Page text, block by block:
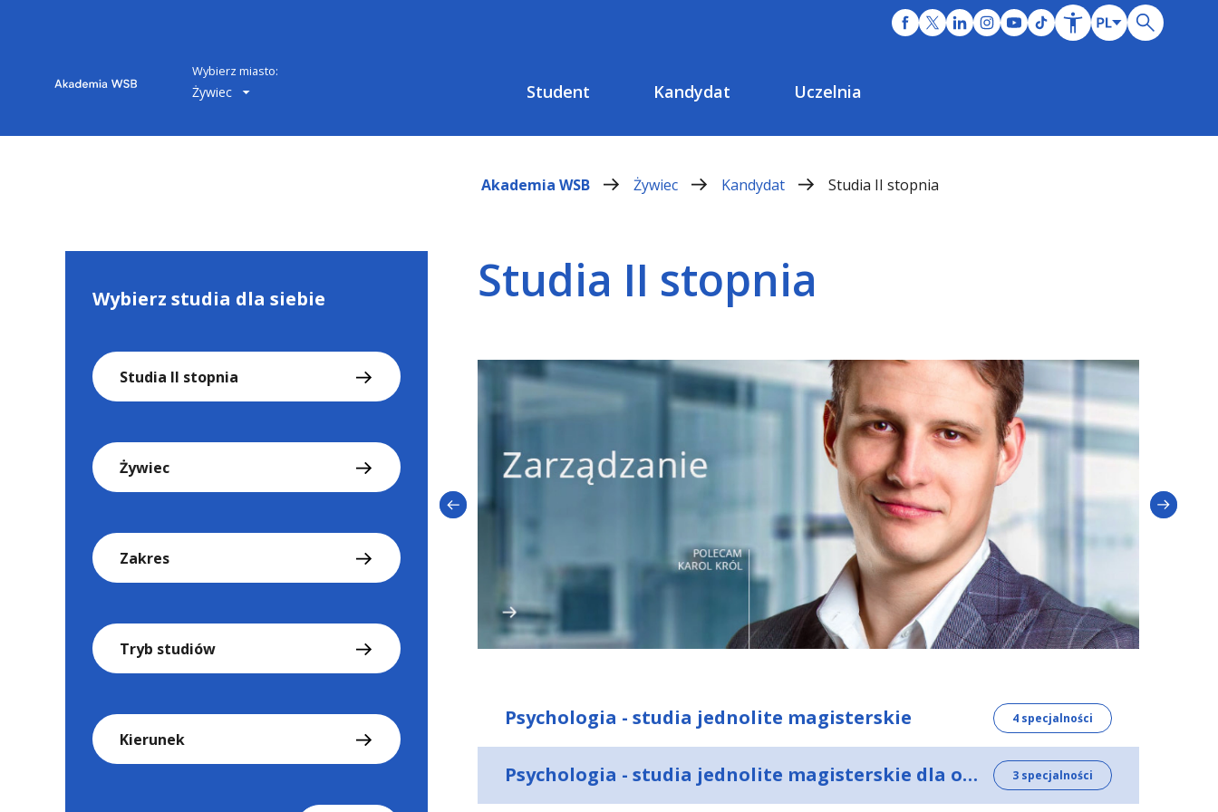
Wybierz miasto:
Żywiec Student Kandydat Uczelnia
Akademia WSB Żywiec Kandydat Studia II stopnia
Wybierz studia dla siebie
Studia II stopnia
Żywiec
Zakres
Tryb studiów
Kierunek
Studia II stopnia
Psychologia - studia jednolite magisterskie 4 specjalności
Cyberpsychologia i interakcje człowiek–technologia - studia
Psychologia - studia jednolite magisterskie dla osób posiadających wyższe wykształcenie 3 specjalności